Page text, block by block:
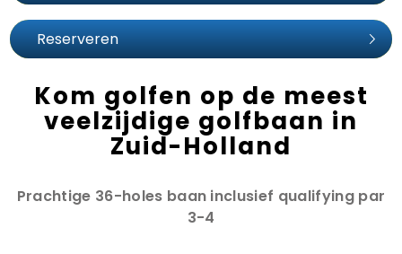
Reserveren
Kom golfen op de meest
veelzijdige golfbaan in
Zuid-Holland
Prachtige 36-holes baan inclusief qualifying par
3-4